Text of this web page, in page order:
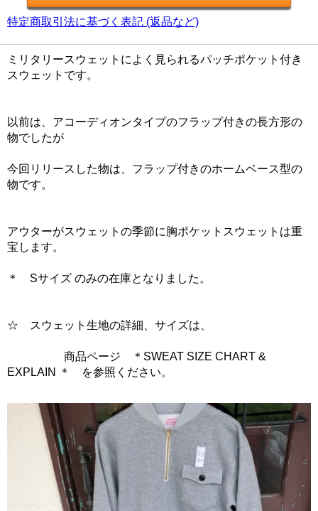
特定商取引法に基づく表記 (返品など)
ミリタリースウェットによく見られるパッチポケット付き
スウェットです。
以前は、アコーディオンタイプのフラップ付きの長方形の
物でしたが
今回リリースした物は、フラップ付きのホームベース型の
物です。
アウターがスウェットの季節に胸ポケットスウェットは重
宝します。
＊ Sサイズ のみの在庫となりました。
☆ スウェット生地の詳細、サイズは、
商品ページ ＊SWEAT SIZE CHART &
EXPLAIN ＊ を参照ください。